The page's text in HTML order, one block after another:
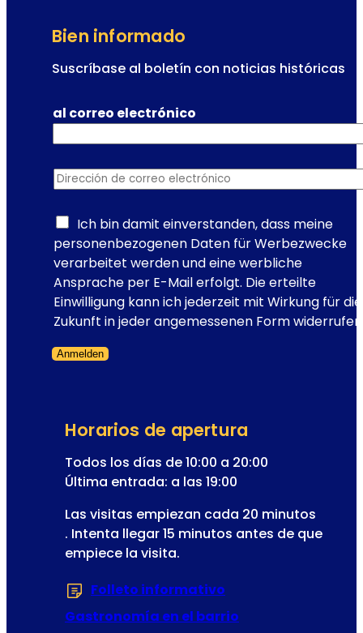
d
e
V
e
n
a
:
e
e
s
c
e
n
a
e
l
a
o
e
r
e
a
Bien informado
Suscríbase al boletín con noticias históricas
al correo electrónico
Dirección de correo electrónico
Ich bin damit einverstanden, dass meine
personenbezogenen Daten für Werbezwecke
verarbeitet werden und eine werbliche
Ansprache per E-Mail erfolgt. Die erteilte
Einwilligung kann ich jederzeit mit Wirkung für die
Zukunft in jeder angemessenen Form
Anmelden
Horarios de apertura
Todos los días de 10:00 a 20:00
Última entrada: a las 19:00
Las visitas empiezan cada 20 minutos
. Intenta llegar 15 minutos antes de que
empiece la visita.
Folleto informativo
Gastronomía en el barrio